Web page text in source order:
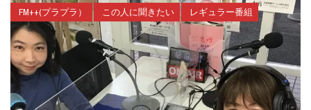
FM++(プラプラ） この人に聞きたい レギュラー番組